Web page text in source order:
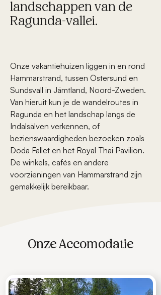
landschappen van de
Ragunda-vallei.
Onze vakantiehuizen liggen in en rond
Hammarstrand, tussen Östersund en
Sundsvall in Jämtland, Noord-Zweden.
Van hieruit kun je de wandelroutes in
Ragunda en het landschap langs de
Indalsälven verkennen, of
bezienswaardigheden bezoeken zoals
Döda Fallet en het Royal Thai Pavilion.
De winkels, cafés en andere
voorzieningen van Hammarstrand zijn
gemakkelijk bereikbaar.
Onze Accomodatie